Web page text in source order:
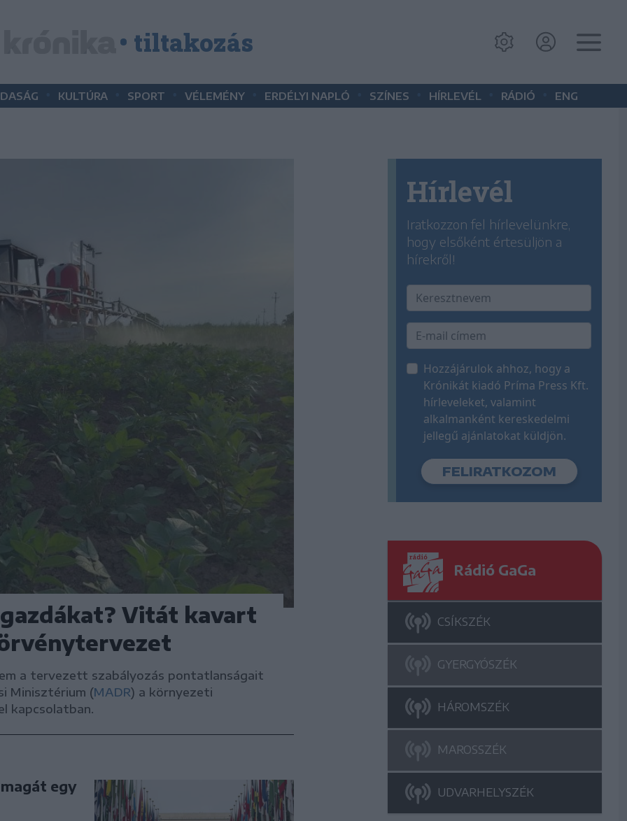
• tiltakozás
KULTÚRA SPORT VÉLEMÉNY ERDÉLYI NAPLÓ SZÍNES HÍRLEVÉL RÁDIÓ ENG
Vitát kavart
a tervezett szabályozás pontatlanságait
Minisztérium (MADR) a környezeti
kapcsolatban.
egy
Hírlevél
Iratkozzon fel hírlevelünkre,
hogy elsőként értesüljön a
hírekről!
Hozzájárulok ahhoz, hogy a
Krónikát kiadó Príma Press Kft.
hírleveleket, valamint
alkalmanként kereskedelmi
jellegű ajánlatokat küldjön.
Rádió GaGa
CSÍKSZÉK
GYERGYÓSZÉK
HÁROMSZÉK
MAROSSZÉK
UDVARHELYSZÉK